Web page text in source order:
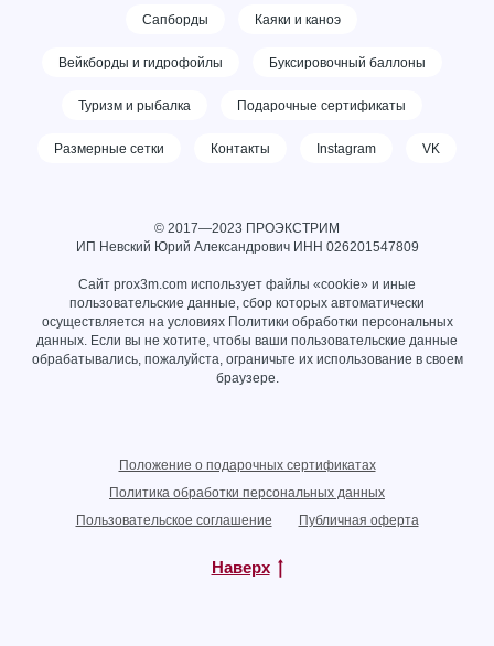
Сапборды Каяки и каноэ
Вейкборды и гидрофойлы Буксировочный баллоны
Туризм и рыбалка Подарочные сертификаты
Размерные сетки Контакты Instagram VK
© 2017—2023 ПРОЭКСТРИМ
ИП Невский Юрий Александрович ИНН 026201547809
Сайт prox3m.com использует файлы «cookie» и иные
пользовательские данные, сбор которых автоматически
осуществляется на условиях Политики обработки персональных
данных. Если вы не хотите, чтобы ваши пользовательские данные
обрабатывались, пожалуйста, ограничьте их использование в своем
браузере.
Положение о подарочных сертификатах
Политика обработки персональных данных
Пользовательское соглашение
Публичная оферта
Наверх